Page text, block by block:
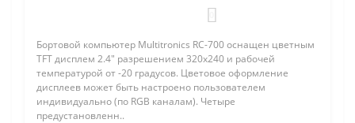
Бортовой компьютер Multitronics RC-700 оснащен цветным
TFT дисплем 2.4" разрешением 320х240 и рабочей
температурой от -20 градусов. Цветовое оформление
дисплеев может быть настроено пользователем
индивидуально (по RGB каналам). Четыре
предустановленн..